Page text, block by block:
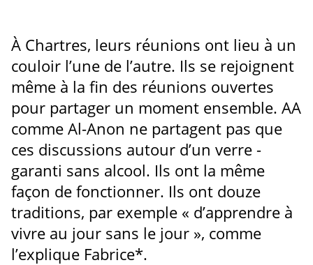
À Chartres, leurs réunions ont lieu à un
couloir l’une de l’autre. Ils se rejoignent
même à la fin des réunions ouvertes
pour partager un moment ensemble. AA
comme Al-Anon ne partagent pas que
ces discussions autour d’un verre -
garanti sans alcool. Ils ont la même
façon de fonctionner. Ils ont douze
traditions, par exemple « d’apprendre à
vivre au jour sans le jour », comme
l’explique Fabrice*.